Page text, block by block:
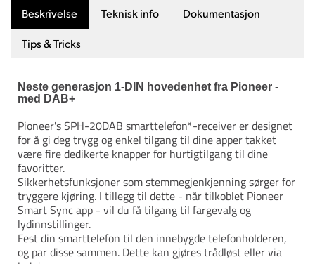
Beskrivelse Teknisk info Dokumentasjon
Tips & Tricks
Neste generasjon 1-DIN hovedenhet fra Pioneer -
med DAB+
Pioneer's SPH-20DAB smarttelefon*-receiver er designet
for å gi deg trygg og enkel tilgang til dine apper takket
være fire dedikerte knapper for hurtigtilgang til dine
favoritter.
Sikkerhetsfunksjoner som stemmegjenkjenning sørger for
tryggere kjøring. I tillegg til dette - når tilkoblet Pioneer
Smart Sync app - vil du få tilgang til fargevalg og
lydinnstillinger.
Fest din smarttelefon til den innebygde telefonholderen,
og par disse sammen. Dette kan gjøres trådløst eller via